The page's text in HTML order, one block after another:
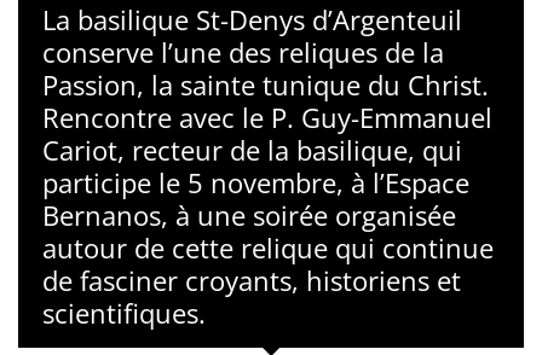
La basilique St-Denys d’Argenteuil
conserve l’une des reliques de la
Passion, la sainte tunique du Christ.
Rencontre avec le P. Guy-Emmanuel
Cariot, recteur de la basilique, qui
participe le 5 novembre, à l’Espace
Bernanos, à une soirée organisée
autour de cette relique qui continue
de fasciner croyants, historiens et
scientifiques.